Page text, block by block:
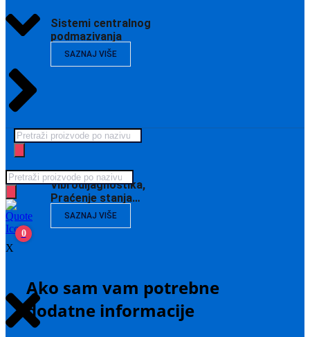
Sistemi centralnog
podmazivanja
SAZNAJ VIŠE
Vibrodijagnostika,
Praćenje stanja…
SAZNAJ VIŠE
Ako sam vam potrebne
dodatne informacije
Products
search
Products
search
0
X